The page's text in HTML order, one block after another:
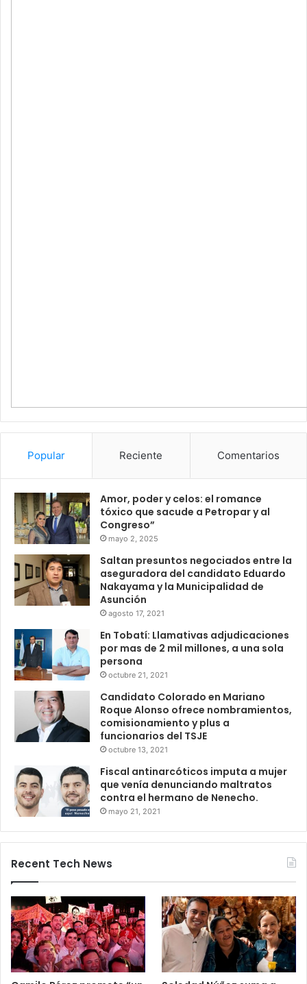
Popular Reciente Comentarios
Amor, poder y celos: el romance
tóxico que sacude a Petropar y al
Congreso”
mayo 2, 2025
Saltan presuntos negociados entre la
aseguradora del candidato Eduardo
Nakayama y la Municipalidad de
Asunción
agosto 17, 2021
En Tobatí: Llamativas adjudicaciones
por mas de 2 mil millones, a una sola
persona
octubre 21, 2021
Candidato Colorado en Mariano
Roque Alonso ofrece nombramientos,
comisionamiento y plus a
funcionarios del TSJE
octubre 13, 2021
Fiscal antinarcóticos imputa a mujer
que venía denunciando maltratos
contra el hermano de Nenecho.
mayo 21, 2021
Recent Tech News